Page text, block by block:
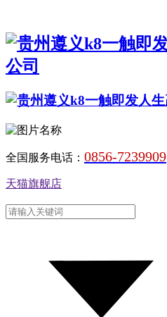
全国服务电话： 0856-7239909
天猫旗舰店